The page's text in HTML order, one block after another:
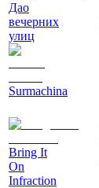
Дао
вечерних
улиц
Surmachina
Bring It
On
Infraction